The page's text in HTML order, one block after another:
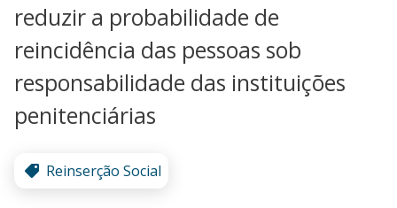
reduzir a probabilidade de
reincidência das pessoas sob
responsabilidade das instituições
penitenciárias
Reinserção Social